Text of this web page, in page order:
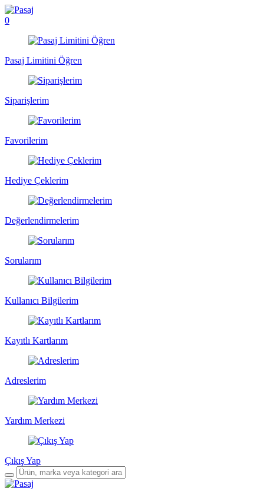
0
Pasaj Limitini Öğren
Siparişlerim
Favorilerim
Hediye Çeklerim
Değerlendirmelerim
Sorularım
Kullanıcı Bilgilerim
Kayıtlı Kartlarım
Adreslerim
Yardım Merkezi
Çıkış Yap